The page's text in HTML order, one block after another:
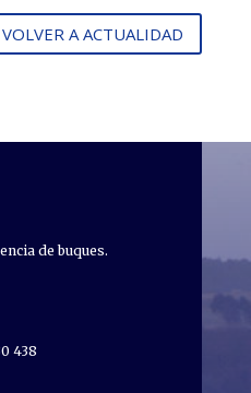
VOLVER A ACTUALIDAD
de buques.
438